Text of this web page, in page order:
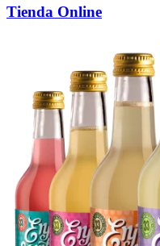
Tienda Online